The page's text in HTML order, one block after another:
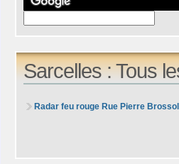
Sarcelles : Tous
Radar feu rouge Rue Pierre